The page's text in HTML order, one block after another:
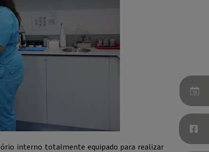
interno totalmente equipado para realizar